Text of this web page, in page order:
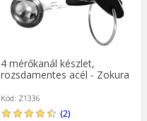
4 mérőkanál készlet,
rozsdamentes acél - Zokura
Kód: Z1336
(2)